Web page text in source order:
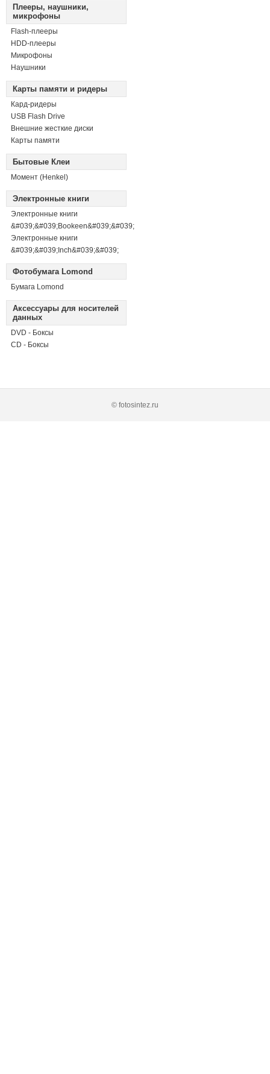
Плееры, наушники,
микрофоны
Flash-плееры
HDD-плееры
Микрофоны
Наушники
Карты памяти и ридеры
Кард-ридеры
USB Flash Drive
Внешние жесткие диски
Карты памяти
Бытовые Клеи
Момент (Henkel)
Электронные книги
Электронные книги
&#039;&#039;Bookeen&#039;&#039;
Электронные книги
&#039;&#039;Inch&#039;&#039;
Фотобумага Lomond
Бумага Lomond
Аксессуары для носителей
данных
DVD - Боксы
CD - Боксы
© fotosintez.ru